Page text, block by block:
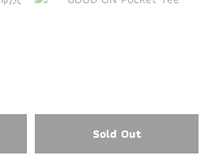
Sold Out